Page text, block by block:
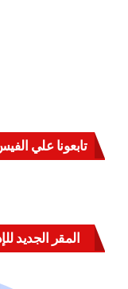
تابعونا علي
المقر الجديد